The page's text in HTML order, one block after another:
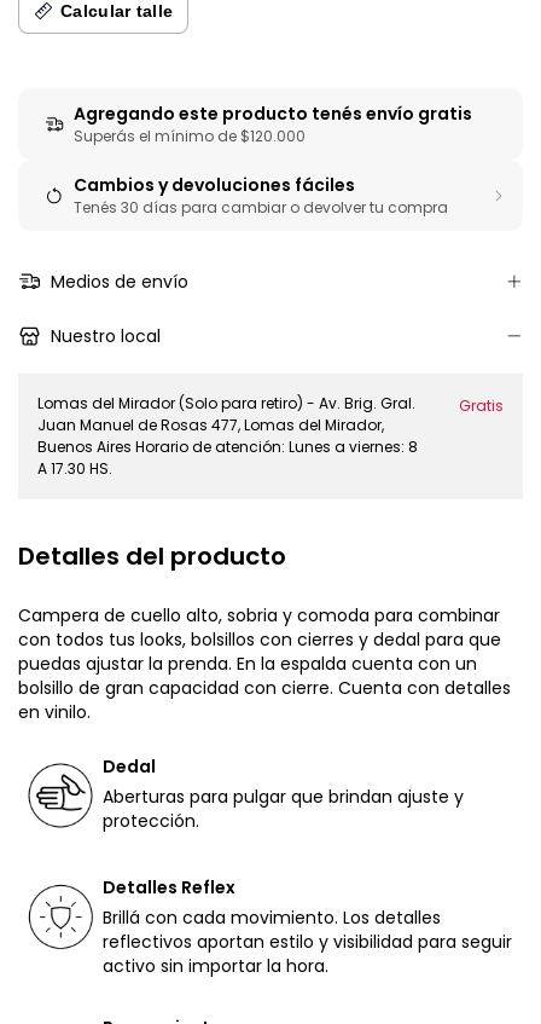
Calcular talle
Agregando este producto tenés envío gratis
Superás el mínimo de $120.000
Cambios y devoluciones fáciles
Tenés 30 días para cambiar o devolver tu compra
Medios de envío
Nuestro local
Lomas del Mirador (Solo para retiro) - Av. Brig. Gral.
Juan Manuel de Rosas 477, Lomas del Mirador,
Buenos Aires Horario de atención: Lunes a viernes: 8
A 17.30 HS.
Gratis
Detalles del producto
Campera de cuello alto, sobria y comoda para combinar
con todos tus looks, bolsillos con cierres y dedal para que
puedas ajustar la prenda. En la espalda cuenta con un
bolsillo de gran capacidad con cierre. Cuenta con detalles
en vinilo.
Dedal
Aberturas para pulgar que brindan ajuste y
protección.
Detalles Reflex
Brillá con cada movimiento. Los detalles
reflectivos aportan estilo y visibilidad para seguir
activo sin importar la hora.